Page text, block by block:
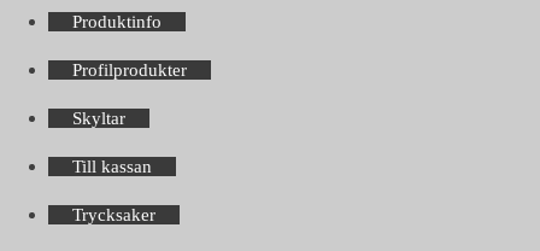
Produktinfo
Profilprodukter
Skyltar
Till kassan
Trycksaker